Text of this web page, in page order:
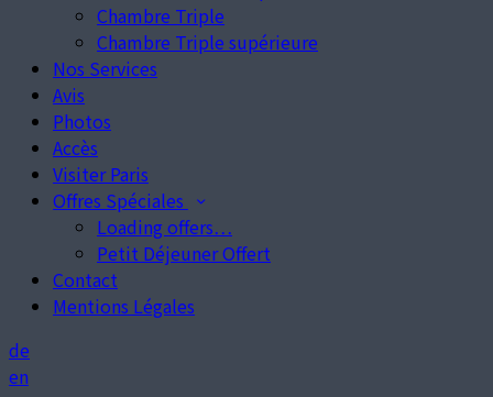
Chambre Triple
Chambre Triple supérieure
Nos Services
Avis
Photos
Accès
Visiter Paris
Offres Spéciales
Loading offers…
Petit Déjeuner Offert
Contact
Mentions Légales
de
en